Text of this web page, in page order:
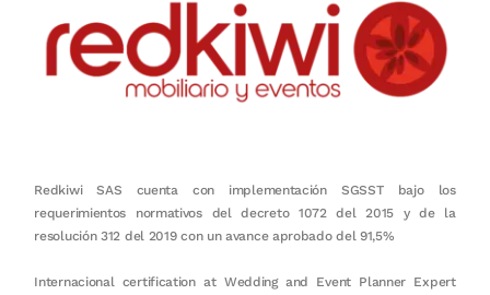
Redkiwi SAS cuenta con implementación SGSST bajo los
requerimientos normativos del decreto 1072 del 2015 y de la
resolución 312 del 2019 con un avance aprobado del 91,5%
Internacional certification at Wedding and Event Planner Expert